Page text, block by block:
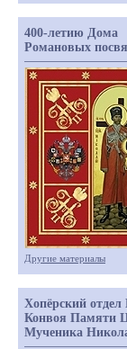
400-летию Дома
Романовых
Другие материалы
Хопёрский отдел
Конвоя Памяти
Мученика